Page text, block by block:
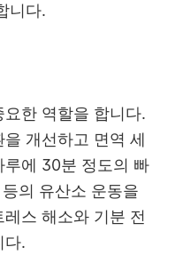
니다.
한 역할을 합니다.
개선하고 면역 세
루에 30분 정도의 빠
의 유산소 운동을
스 해소와 기분 전
다.